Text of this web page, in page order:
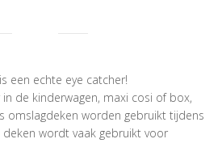
een echte eye catcher!
de kinderwagen, maxi cosi of box,
omslagdeken worden gebruikt tijdens
wordt vaak gebruikt voor